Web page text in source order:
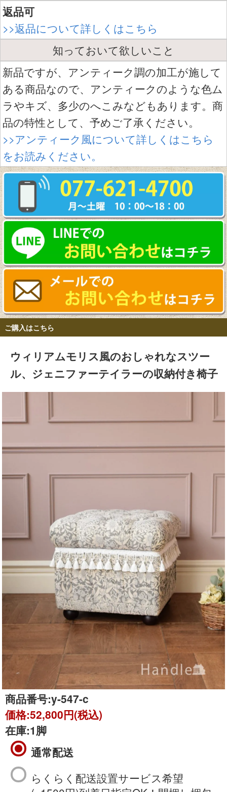
返品可
>>返品について詳しくはこちら
知っておいて欲しいこと
新品ですが、アンティーク調の加工が施して
ある商品なので、アンティークのような色ム
ラやキズ、多少のへこみなどもあります。商
品の特性として、予めご了承ください。
>>アンティーク風について詳しくはこちら
をお読みください。
ご購入はこちら
ウィリアムモリス風のおしゃれなスツー
ル、ジェニファーテイラーの収納付き椅子
商品番号:y-547-c
価格:52,800円(税込)
在庫:1脚
通常配送
らくらく配送設置サービス希望